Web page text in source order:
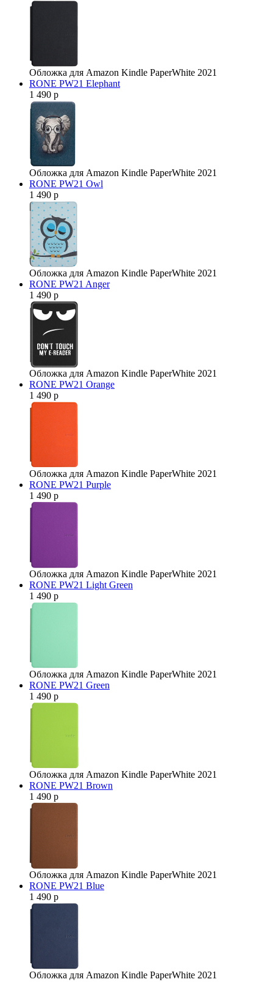
Обложка для Amazon Kindle PaperWhite 2021
RONE PW21 Elephant
1 490 р
Обложка для Amazon Kindle PaperWhite 2021
RONE PW21 Owl
1 490 р
Обложка для Amazon Kindle PaperWhite 2021
RONE PW21 Anger
1 490 р
Обложка для Amazon Kindle PaperWhite 2021
RONE PW21 Orange
1 490 р
Обложка для Amazon Kindle PaperWhite 2021
RONE PW21 Purple
1 490 р
Обложка для Amazon Kindle PaperWhite 2021
RONE PW21 Light Green
1 490 р
Обложка для Amazon Kindle PaperWhite 2021
RONE PW21 Green
1 490 р
Обложка для Amazon Kindle PaperWhite 2021
RONE PW21 Brown
1 490 р
Обложка для Amazon Kindle PaperWhite 2021
RONE PW21 Blue
1 490 р
Обложка для Amazon Kindle PaperWhite 2021